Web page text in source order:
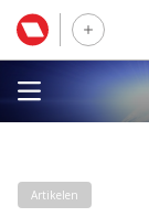
Artikelen